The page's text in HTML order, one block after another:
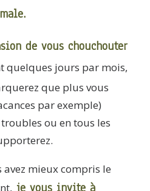
de vous chouchouter
quelques jours par mois,
que plus vous
par exemple)
ou en tous les
mieux compris le